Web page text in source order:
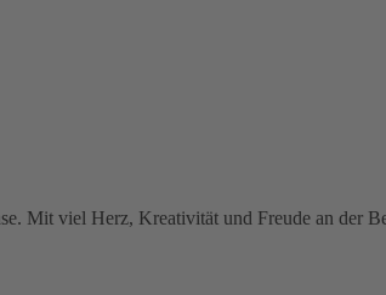
Mit viel Herz, Kreativität und Freude an der